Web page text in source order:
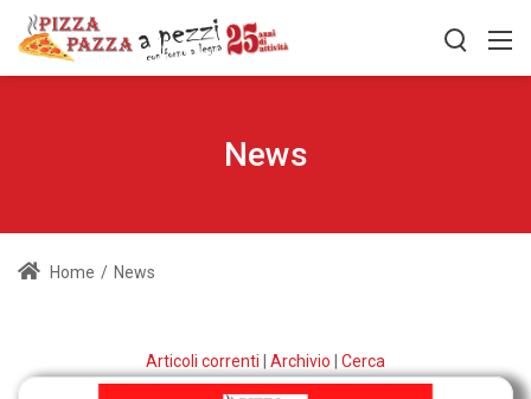
News
Home / News
Articoli correnti Archivio Cerca